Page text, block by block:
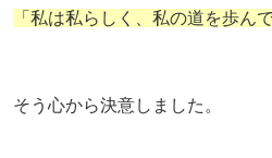
「私は私らしく、私の道を歩ん
そう心から決意しました。